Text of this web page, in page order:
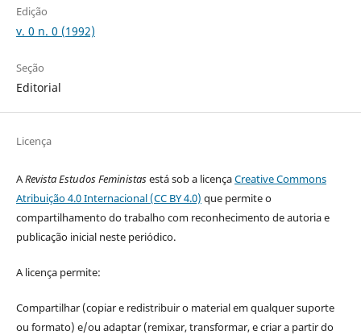
Edição
v. 0 n. 0 (1992)
Seção
Editorial
Licença
ARevista Estudos Feministasestá sob a licençaCreative Commons
Atribuição 4.0 Internacional (CC BY 4.0) que permite o
compartilhamento do trabalho com reconhecimento de autoria e
publicação inicial neste periódico.
A licença permite:
Compartilhar (copiar e redistribuir o material em qualquer suporte
ou formato) e/ou adaptar (remixar, transformar, e criar a partir do